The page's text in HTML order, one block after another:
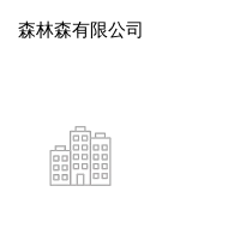
森林森有限公司